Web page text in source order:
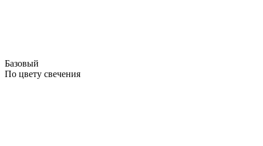
Базовый
По цвету свечения